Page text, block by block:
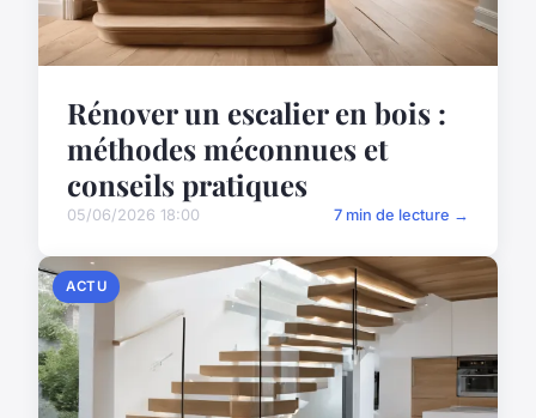
Rénover un escalier en bois :
méthodes méconnues et
conseils pratiques
05/06/2026 18:00 7 min de lecture →
ACTU